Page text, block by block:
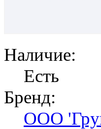
Наличие:
Есть
Бренд:
ООО